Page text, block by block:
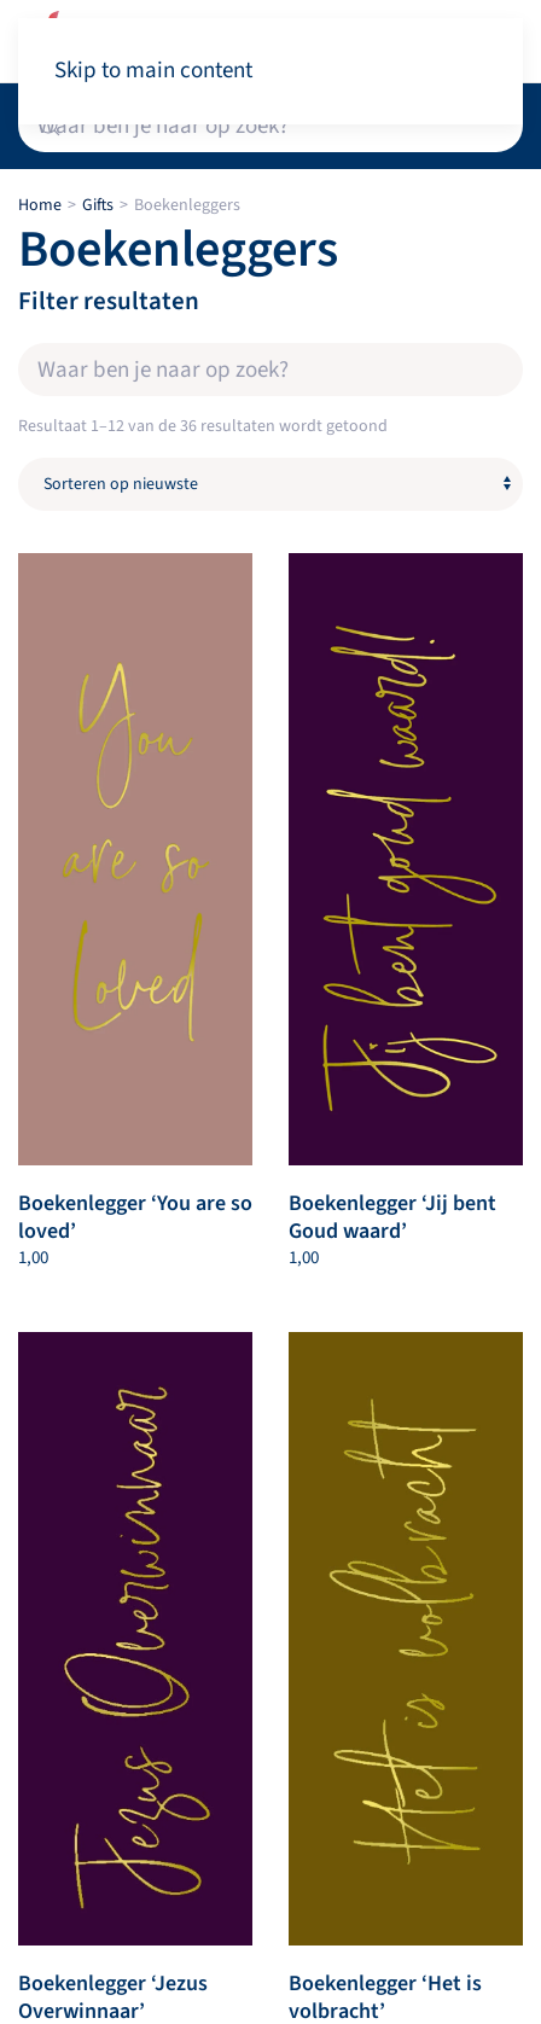
Skip to main content
Home Gifts Boekenleggers
Boekenleggers
Filter resultaten
Resultaat 1–12 van de 36 resultaten wordt getoond
Boekenlegger ‘You are so
loved’
1,00
Boekenlegger ‘Jij bent
Goud waard’
1,00
Boekenlegger ‘Jezus
Overwinnaar’
Boekenlegger ‘Het is
volbracht’